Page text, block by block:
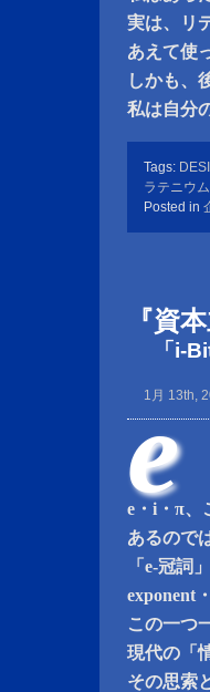
実は、リ
あえて使
しかも、
私は自分
Tags:
ラテニウ
Posted in
『資
「i-Bit
1月 13th,
e・i・π、
あるので
「e-冠詞
exponent
この一つ
現代の「
その思索